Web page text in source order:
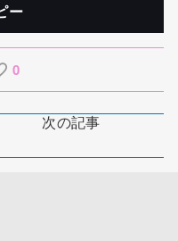
ー
0
次の記事